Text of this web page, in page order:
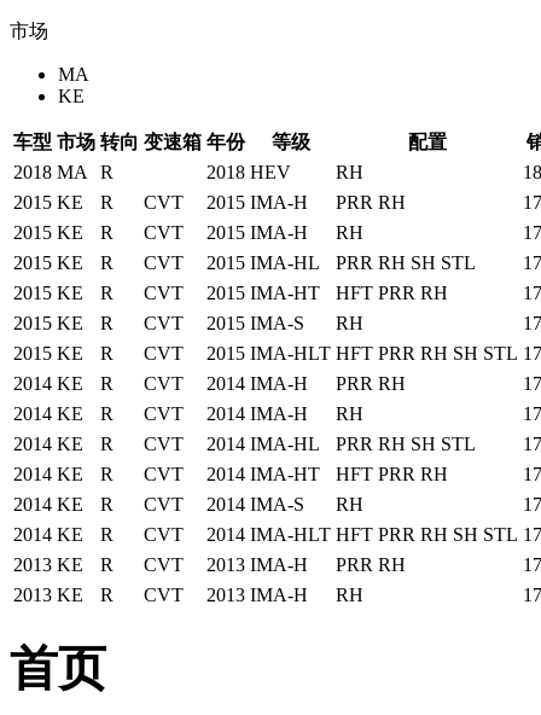
市场
MA
KE
车型 市场 转向 变速箱 年份 等级 配置
2018 MA R 2018 HEV RH
2015 KE R CVT 2015 IMA-H PRR RH
2015 KE R CVT 2015 IMA-H RH
2015 KE R CVT 2015 IMA-HL PRR RH SH STL
2015 KE R CVT 2015 IMA-HT HFT PRR RH
2015 KE R CVT 2015 IMA-S RH
2015 KE R CVT 2015 IMA-HLT HFT PRR RH SH STL
2014 KE R CVT 2014 IMA-H PRR RH
2014 KE R CVT 2014 IMA-H RH
2014 KE R CVT 2014 IMA-HL PRR RH SH STL
2014 KE R CVT 2014 IMA-HT HFT PRR RH
2014 KE R CVT 2014 IMA-S RH
2014 KE R CVT 2014 IMA-HLT HFT PRR RH SH STL
2013 KE R CVT 2013 IMA-H PRR RH
2013 KE R CVT 2013 IMA-H RH
首页